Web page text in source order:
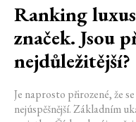
Ranking
značek. Jsou
nejdůležitější?
Je naprosto přirozené, že
nejúspěšnější. Základním